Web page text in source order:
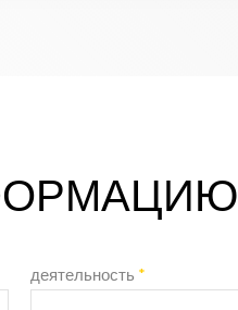
деятельность *